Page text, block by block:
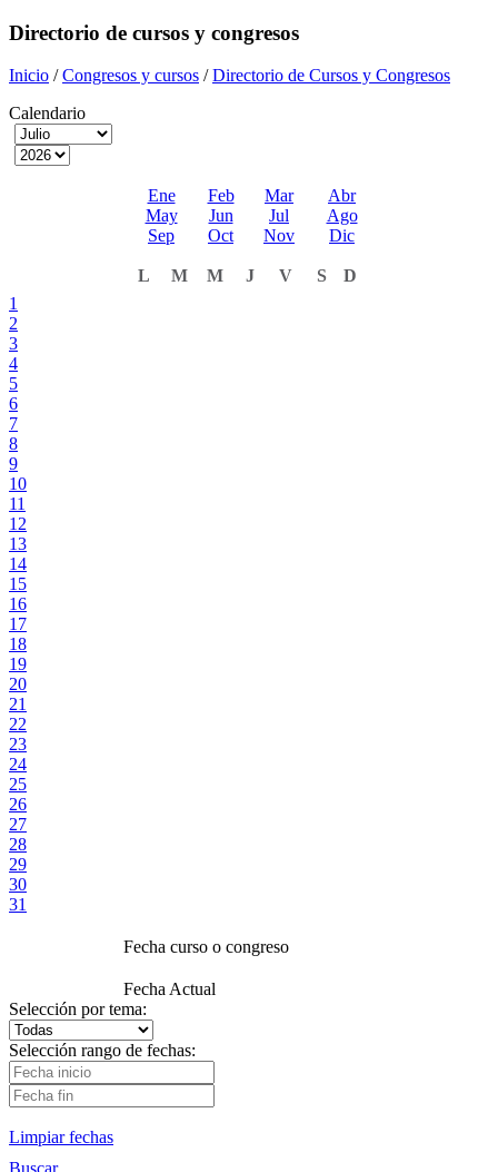
Directorio de cursos y congresos
Inicio /Congresos y cursos /Directorio de Cursos y Congresos
Calendario
Ene Feb Mar
Abr
May
Jun Jul
Ago
Sep
Oct Nov Dic
L M M J V S
D
1
2
3
4
5
6
7
8
9
10
11
12
13
14
15
16
17
18
19
20
21
22
23
24
25
26
27
28
29
30
31
Fecha curso o congreso
Fecha Actual
Selección por tema:
Selección rango de fechas:
Limpiar fechas